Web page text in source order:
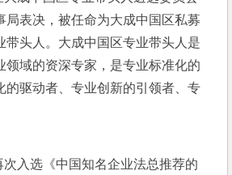
局表决，被任命为大成中国区私募
带头人。大成中国区专业带头人是
领域的资深专家，是专业标准化的
的驱动者、专业创新的引领者、专
次入选《中国知名企业法总推荐的